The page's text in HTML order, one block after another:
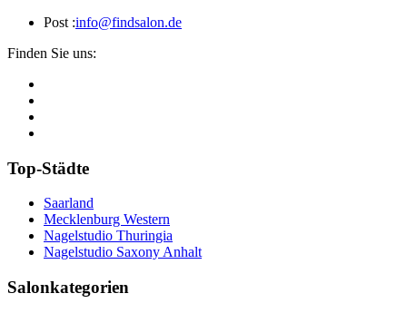
Post :info@findsalon.de
Finden Sie uns:
Top-Städte
Saarland
Mecklenburg Western
Nagelstudio Thuringia
Nagelstudio Saxony Anhalt
Salonkategorien